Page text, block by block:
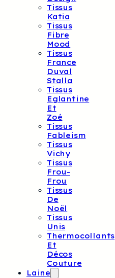
Tissus
Katia
Tissus
Fibre
Mood
Tissus
France
Duval
Stalla
Tissus
Eglantine
Et
Zoé
Tissus
Fableism
Tissus
Vichy
Tissus
Frou-
Frou
Tissus
De
Noël
Tissus
Unis
Thermocollants
Et
Décos
Couture
Laine